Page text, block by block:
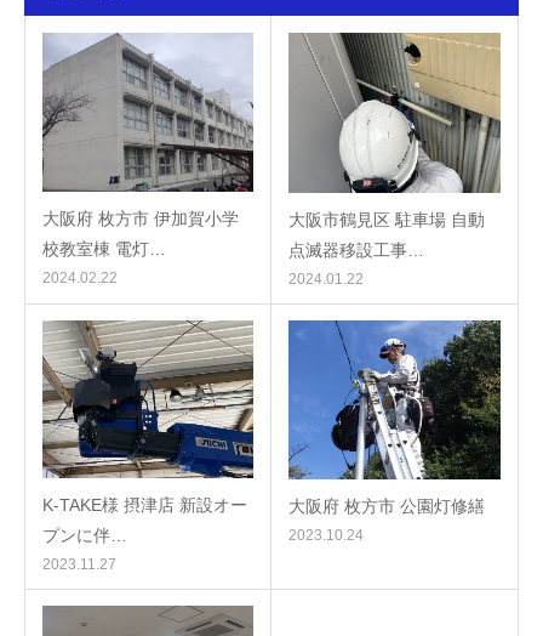
大阪府 枚方市 伊加賀小学
校教室棟 電灯…
2024.02.22
大阪市鶴見区 駐車場 自動
点滅器移設工事…
2024.01.22
K-TAKE様 摂津店 新設オー
プンに伴…
2023.11.27
大阪府 枚方市 公園灯修繕
2023.10.24